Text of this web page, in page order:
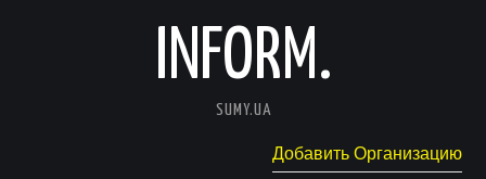
INFORM.
SUMY.UA
Добавить Организацию